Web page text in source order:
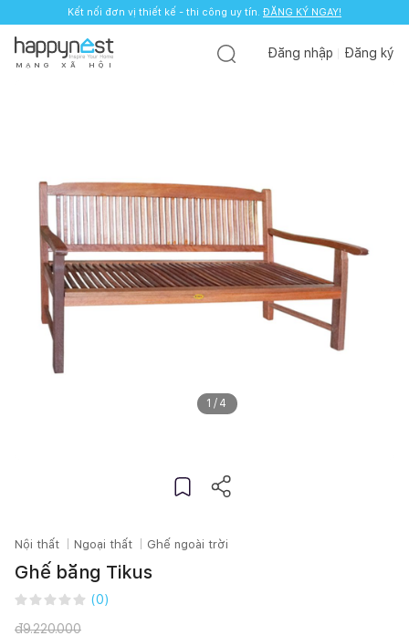
Kết nối đơn vị thiết kế - thi công uy tín. ĐĂNG KÝ NGAY!
M Ạ N G X Ã H Ộ I
Đăng nhập Đăng ký
1 / 4
Nội thất Ngoại thất Ghế ngoài trời
Ghế băng Tikus
(0)
đ9.220.000